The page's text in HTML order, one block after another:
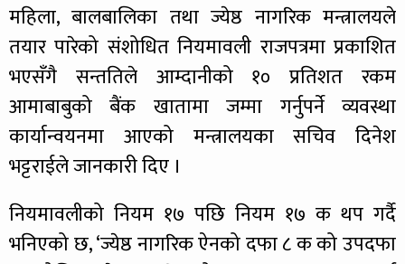
महिला, बालबालिका तथा ज्येष्ठ नागरिक मन्त्रालयले
तयार पारेको संशोधित नियमावली राजपत्रमा प्रकाशित
भएसँगै सन्ततिले आम्दानीको १० प्रतिशत रकम
आमाबाबुको बैंक खातामा जम्मा गर्नुपर्ने व्यवस्था
कार्यान्वयनमा आएको मन्त्रालयका सचिव दिनेश
भट्टराईले जानकारी दिए ।
नियमावलीको नियम १७ पछि नियम १७ क थप गर्दै
भनिएको छ, ‘ज्येष्ठ नागरिक ऐनको दफा ८ क को उपदफा